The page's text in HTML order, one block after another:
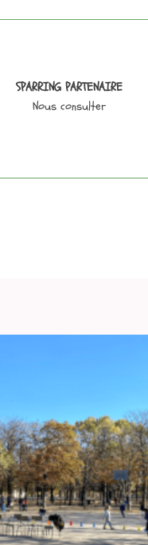
SPARRING PARTENAIRE
Nous consulter